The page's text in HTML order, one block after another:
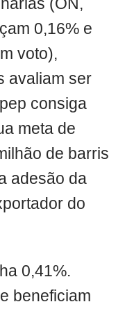
(ON,
0,16% e
voto),
avaliam ser
consiga
meta de
de barris
adesão da
do
0,41%.
beneficiam